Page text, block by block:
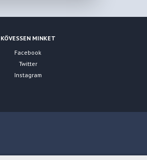
KÖVESSEN MINKET
Facebook
Twitter
Instagram